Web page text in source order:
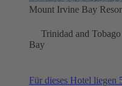
Mount Irvine Bay
Trinidad and
Bay
Für dieses Hotel liegen